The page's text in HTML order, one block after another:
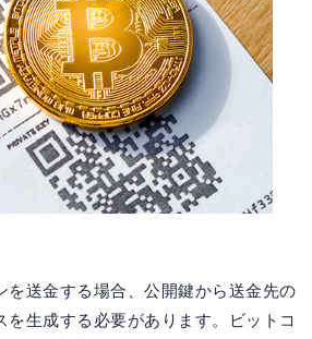
を送金する場合、公開鍵から送金先の
を生成する必要があります。ビットコ